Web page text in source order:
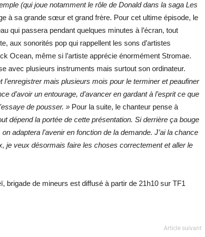
(qui joue notamment le rôle de Donald dans la saga Les
à sa grande sœur et grand frère. Pour cet ultime épisode, le
qui passera pendant quelques minutes à l’écran, tout
aux sonorités pop qui rappellent les sons d’artistes
Ocean, même si l’artiste apprécie énormément Stromae.
avec plusieurs instruments mais surtout son ordinateur.
mais plusieurs mois pour le terminer et peaufiner
d’avoir un entourage, d’avancer en gardant à l’esprit ce que
de pousser. » Pour la suite, le chanteur pense à
dépend la portée de cette présentation. Si derrière ça bouge
adaptera l’avenir en fonction de la demande. J’ai la chance
je veux désormais faire les choses correctement et aller le
brigade de mineurs est diffusé à partir de 21h10 sur TF1
Article suivant